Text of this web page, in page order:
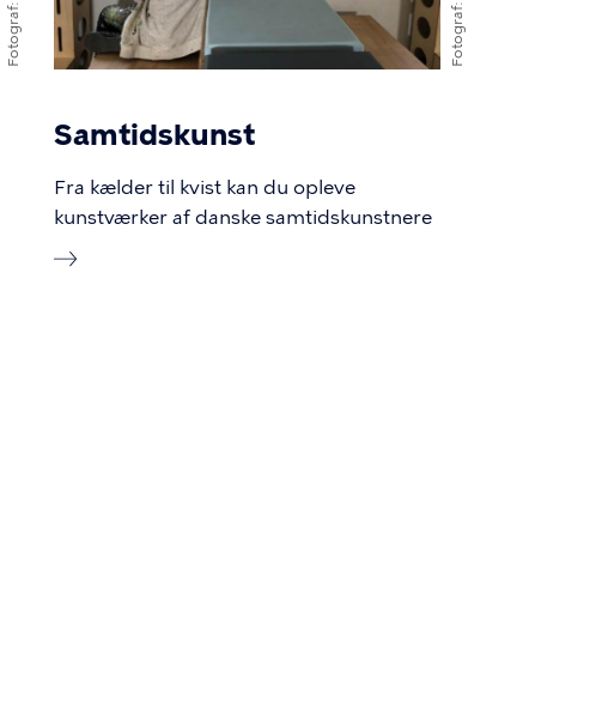
Fotograf Fotograf
Samtidskunst
Fra kælder til kvist kan du opleve
kunstværker af danske samtidskunstnere